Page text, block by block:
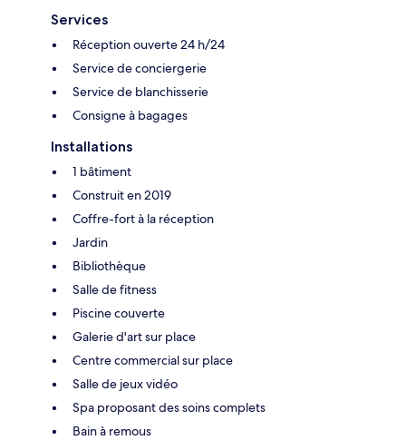
Services
Réception ouverte 24 h/24
Service de conciergerie
Service de blanchisserie
Consigne à bagages
Installations
1 bâtiment
Construit en 2019
Coffre-fort à la réception
Jardin
Bibliothèque
Salle de fitness
Piscine couverte
Galerie d'art sur place
Centre commercial sur place
Salle de jeux vidéo
Spa proposant des soins complets
Bain à remous